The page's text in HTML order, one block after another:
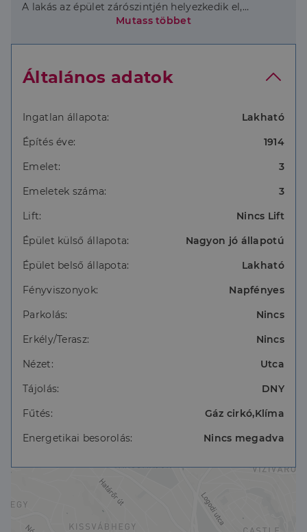
A lakás az épület zárószintjén helyezkedik el,
hasznos alapterülete 75 m2.
szoba, konyha kamrával, fürdő WC-vel és közlekedő.
megtörtént, villanyhálózat, fürdőszoba és a konyha
keresztül + az egyik szobában felhelyezésre került
A lakás egyedi villany, víz és gázórával rendelkezik.
A társasház külső homlokzata 2025-ben felújításra
került, a belső homlokzat felújítása is a tervek között
szerepel.
belül birtokbavehető.
Ajánlatom megfelelne az elvárásainak, de nem
vételárával?
A Credipass kollégáia kötelezettség nélkül állnak
rendelkezésére.
Hiteltanácsadónk DÍJMENTES.
Mutass többet
Általános adatok
Ingatlan állapota:
Lakható
Építés éve:
1914
Emelet:
3
Emeletek száma:
3
Lift:
Nincs Lift
Épület külső állapota:
Nagyon jó állapotú
Épület belső állapota:
Lakható
Fényviszonyok:
Napfényes
Parkolás:
Nincs
Erkély/Terasz:
Nincs
Nézet:
Utca
Tájolás:
DNY
Fűtés:
Gáz cirkó,Klíma
Energetikai besorolás:
Nincs megadva